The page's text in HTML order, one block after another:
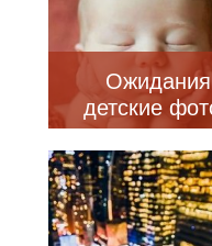
Ожидания
детские